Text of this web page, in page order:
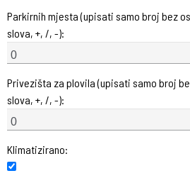
Parkirnih mjesta (upisati samo broj bez
slova, +, /, -):
Privezišta za plovila (upisati samo broj
slova, +, /, -):
Klimatizirano: